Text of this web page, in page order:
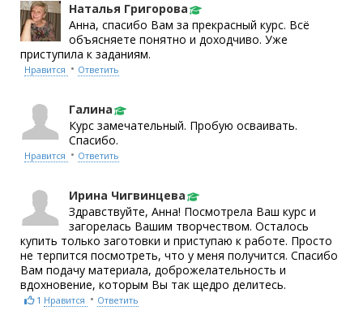
Наталья Григорова
Анна, спасибо Вам за прекрасный курс. Всё
объясняете понятно и доходчиво. Уже
приступила к заданиям.
Нравится • Ответить
Галина
Курс замечательный. Пробую осваивать.
Спасибо.
Нравится • Ответить
Ирина Чигвинцева
Здравствуйте, Анна! Посмотрела Ваш курс и
загорелась Вашим творчеством. Осталось
купить только заготовки и приступаю к работе. Просто
не терпится посмотреть, что у меня получится. Спасибо
Вам подачу материала, доброжелательность и
вдохновение, которым Вы так щедро делитесь.
1 Нравится • Ответить